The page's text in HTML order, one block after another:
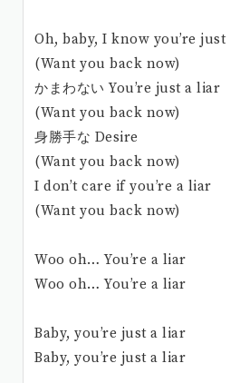
Oh, baby, I know you’re
(Want you back now)
かまわない You’re just a liar
(Want you back now)
身勝手な Desire
(Want you back now)
I don’t care if you’re a liar
(Want you back now)
Woo oh… You’re a liar
Woo oh… You’re a liar
Baby, you’re just a liar
Baby, you’re just a liar